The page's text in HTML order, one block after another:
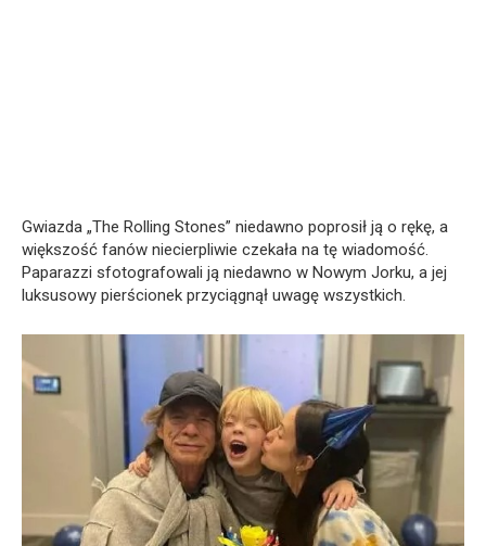
Gwiazda „The Rolling Stones” niedawno poprosił ją o rękę, a
większość fanów niecierpliwie czekała na tę wiadomość.
Paparazzi sfotografowali ją niedawno w Nowym Jorku, a jej
luksusowy pierścionek przyciągnął uwagę wszystkich.